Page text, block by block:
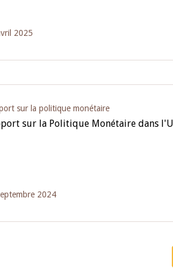
2025
sur la politique monétaire
sur la Politique Monétaire dans
2024